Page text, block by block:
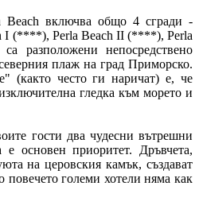
Beach включва общо 4 сгради -
I (****), Perla Beach II (****), Perla
разположени непосредствено
плаж на град Приморско.
(както често ги наричат) е, че
гледка към морето и
гости два чудесни вътрешни
е основен приоритет. Дръвчета,
на церовския камък, създават
повечето големи хотели няма как